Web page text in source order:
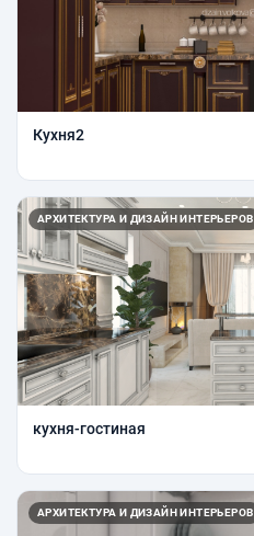
Кухня2
АРХИТЕКТУРА И ДИЗАЙН ИНТЕРЬЕРОВ
кухня-гостиная
АРХИТЕКТУРА И ДИЗАЙН ИНТЕРЬЕРОВ